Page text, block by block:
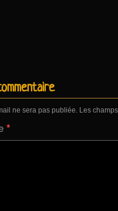
ne sera pas publiée. Les
*